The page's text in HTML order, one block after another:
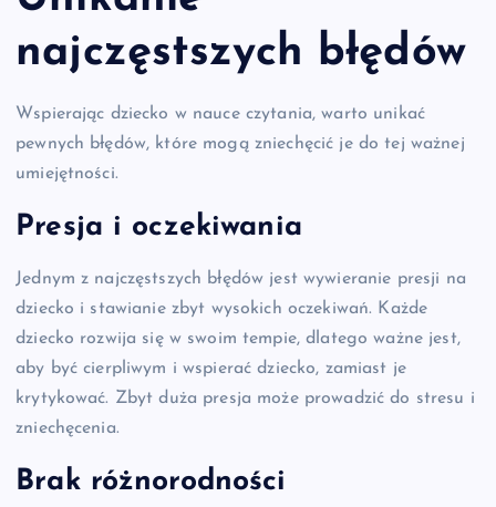
najczęstszych błędów
Wspierając dziecko w nauce czytania, warto unikać
pewnych błędów, które mogą zniechęcić je do tej ważnej
umiejętności.
Presja i oczekiwania
Jednym z najczęstszych błędów jest wywieranie presji na
dziecko i stawianie zbyt wysokich oczekiwań. Każde
dziecko rozwija się w swoim tempie, dlatego ważne jest,
aby być cierpliwym i wspierać dziecko, zamiast je
krytykować. Zbyt duża presja może prowadzić do stresu i
zniechęcenia.
Brak różnorodności